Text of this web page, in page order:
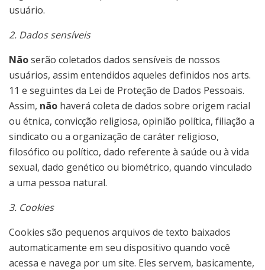
usuário.
2. Dados sensíveis
Nãoserão coletados dados sensíveis de nossos
usuários, assim entendidos aqueles definidos nos arts.
11 e seguintes da Lei de Proteção de Dados Pessoais.
Assim, não haverá coleta de dados sobre origem racial
ou étnica, convicção religiosa, opinião política, filiação a
sindicato ou a organização de caráter religioso,
filosófico ou político, dado referente à saúde ou à vida
sexual, dado genético ou biométrico, quando vinculado
a uma pessoa natural.
3. Cookies
Cookies são pequenos arquivos de texto baixados
automaticamente em seu dispositivo quando você
acessa e navega por um site. Eles servem, basicamente,